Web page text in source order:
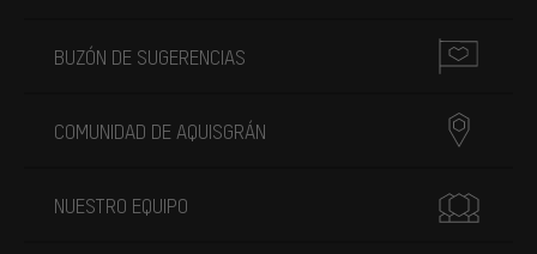
BUZÓN DE SUGERENCIAS
COMUNIDAD DE AQUISGRÁN
NUESTRO EQUIPO